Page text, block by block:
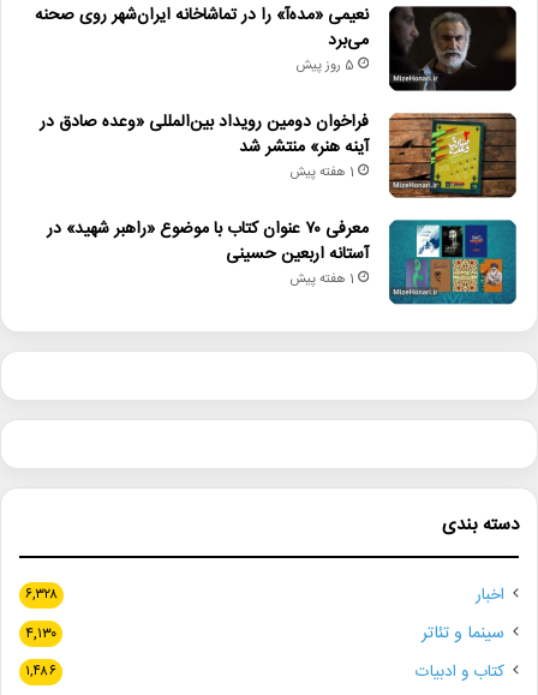
نعیمی «مده‌آ» را در تماشاخانه ایران‌شهر روی صحنه
می‌برد
5 روز پیش
فراخوان دومین رویداد بین‌المللی «وعده صادق در
آینه هنر» منتشر شد
1 هفته پیش
معرفی ۷۰ عنوان کتاب با موضوع «راهبر شهید» در
آستانه اربعین حسینی
1 هفته پیش
دسته بندی
اخبار ۶,۳۲۸
سینما و تئاتر ۴,۱۳۰
کتاب و ادبیات ۱,۴۸۶